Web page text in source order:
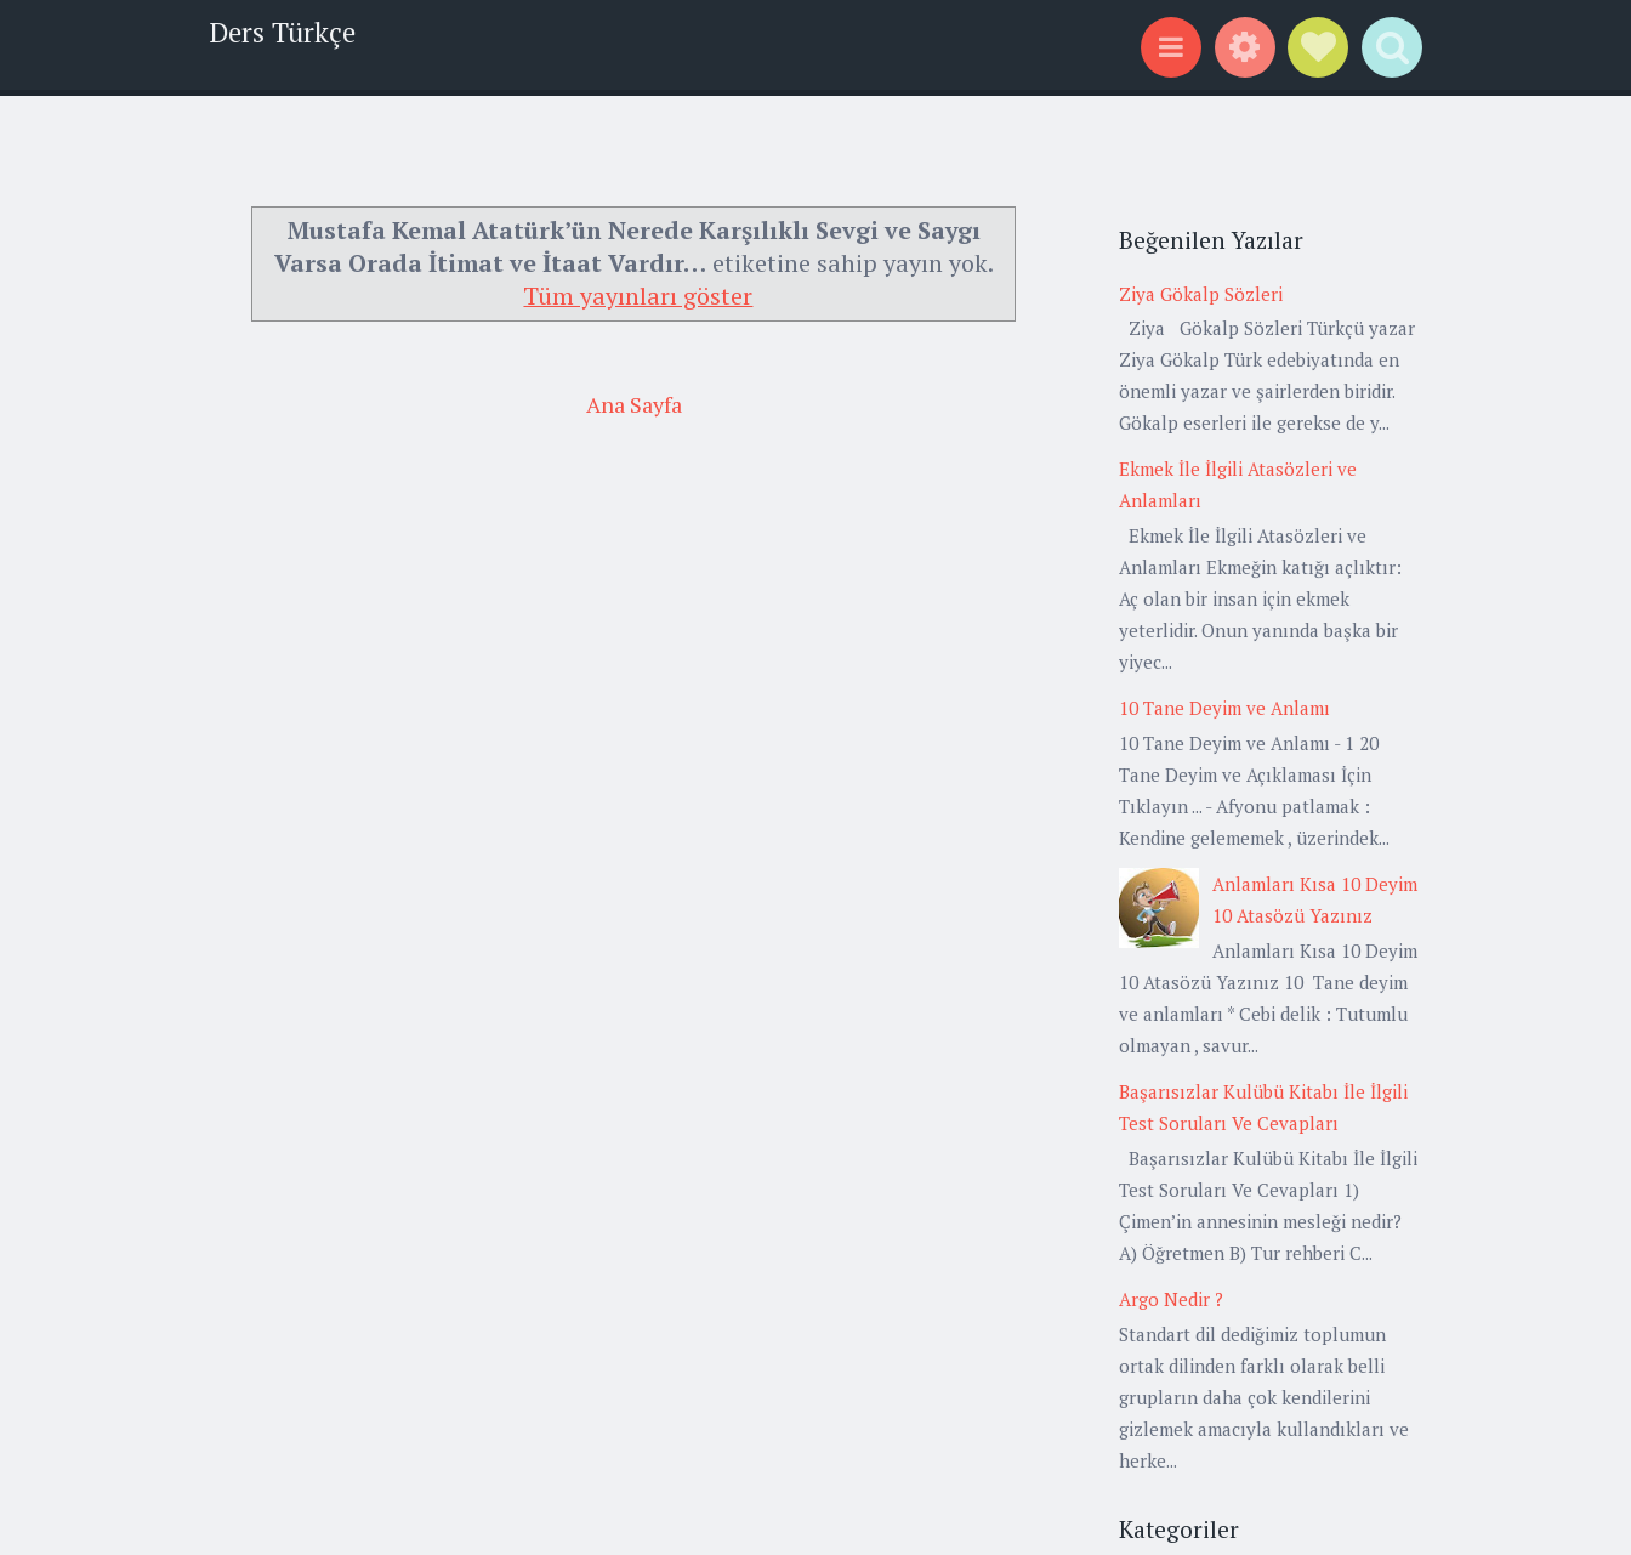
Ders Türkçe
Menu WidgetsSocial Links
Search
Mustafa Kemal Atatürk’ün Nerede Karşılıklı Sevgi ve Saygı
Varsa Orada İtimat ve İtaat Vardır… etiketine sahip yayın yok.
Tüm yayınları göster
Ana Sayfa
Beğenilen Yazılar
Ziya Gökalp Sözleri
Ziya Gökalp Sözleri Türkçü yazar
Ziya Gökalp Türk edebiyatında en
önemli yazar ve şairlerden biridir.
Gökalp eserleri ile gerekse de y...
Ekmek İle İlgili Atasözleri ve
Anlamları
Ekmek İle İlgili Atasözleri ve
Anlamları Ekmeğin katığı açlıktır:
Aç olan bir insan için ekmek
yeterlidir. Onun yanında başka bir
yiyec...
10 Tane Deyim ve Anlamı
10 Tane Deyim ve Anlamı - 1 20
Tane Deyim ve Açıklaması İçin
Tıklayın ... - Afyonu patlamak :
Kendine gelememek , üzerindek...
Anlamları Kısa 10 Deyim
10 Atasözü Yazınız
Anlamları Kısa 10 Deyim
10 Atasözü Yazınız 10 Tane deyim
ve anlamları * Cebi delik : Tutumlu
olmayan , savur...
Başarısızlar Kulübü Kitabı İle İlgili
Test Soruları Ve Cevapları
Başarısızlar Kulübü Kitabı İle İlgili
Test Soruları Ve Cevapları 1)
Çimen’in annesinin mesleği nedir?
A) Öğretmen B) Tur rehberi C...
Argo Nedir ?
Standart dil dediğimiz toplumun
ortak dilinden farklı olarak belli
grupların daha çok kendilerini
gizlemek amacıyla kullandıkları ve
herke...
Kategoriler